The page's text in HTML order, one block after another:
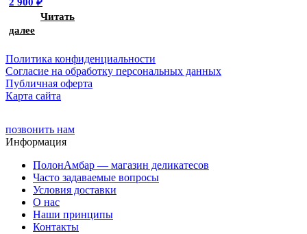
Читать
далее
Политика конфиденциальности
Cогласие на обработку персональных данных
Публичная оферта
Карта сайта
позвонить нам
Информация
ПолонАмбар — магазин деликатесов
Часто задаваемые вопросы
Условия доставки
О нас
Наши принципы
Контакты